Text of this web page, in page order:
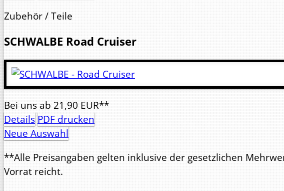
Zubehör / Teile
SCHWALBE Road Cruiser
Bei unsab 21,90 EUR**
Details PDF drucken
Neue Auswahl
**Alle Preisangaben gelten inklusive der gesetzlichen
Vorrat reicht.